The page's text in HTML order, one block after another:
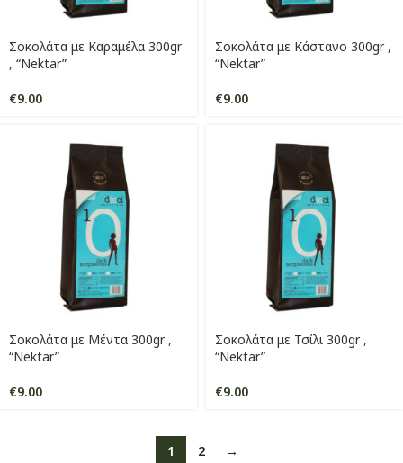
Σοκολάτα με Καραμέλα 300gr
, “Nektar”
€9.00
Σοκολάτα με Κάστανο 300gr ,
“Nektar”
€9.00
Σοκολάτα με Μέντα 300gr ,
“Nektar”
€9.00
Σοκολάτα με Τσίλι 300gr ,
“Nektar”
€9.00
1 2 →